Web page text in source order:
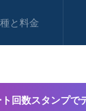
と料金
回数スタンプで